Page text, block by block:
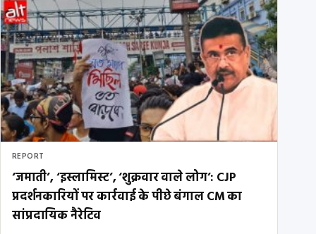
REPORT
‘जमाती’, ‘इस्लामिस्ट’, ‘शुक्रवार वाले लोग’: CJP
प्रदर्शनकारियों पर कार्रवाई के पीछे बंगाल CM का
सांप्रदायिक नैरेटिव